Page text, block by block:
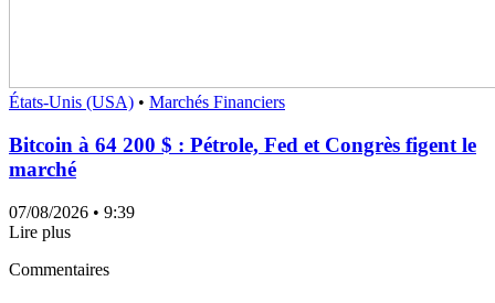
États-Unis (USA) • Marchés Financiers
Bitcoin à 64 200 $ : Pétrole, Fed et Congrès figent le
marché
07/08/2026 • 9:39
Lire plus
Commentaires